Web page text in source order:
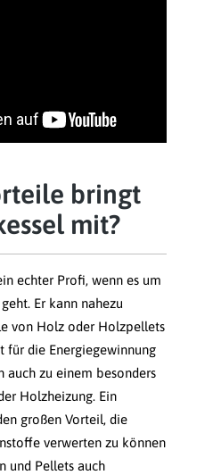
bringt
mit?
echter Profi, wenn es um
Er kann nahezu
von Holz oder Holzpellets
für die Energiegewinnung
auch zu einem besonders
Holzheizung. Ein
großen Vorteil, die
verwerten zu können
und Pellets auch